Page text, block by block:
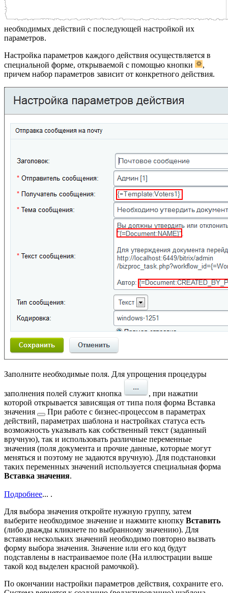
необходимых действий с последующей настройкой их
параметров.
Настройка параметров каждого действия осуществляется в
специальной форме, открываемой с помощью кнопки
,
причем набор параметров зависит от конкретного действия.
Заполните необходимые поля. Для упрощения процедуры
заполнения полей служит кнопка
, при нажатии
которой открывается зависящая от типа поля форма Вставка
значения
При работе с бизнес-процессом в параметрах
действий, параметрах шаблона и настройках статуса есть
возможность указывать как собственный текст (заданный
вручную), так и использовать различные переменные
значения (поля документа и прочие данные, которые могут
меняться и поэтому не задаются вручную). Для подстановки
таких переменных значений используется специальная форма
Вставка значения.
Подробнее... .
Для выбора значения откройте нужную группу, затем
выберите необходимое значение и нажмите кнопку Вставить
(либо дважды кликнете по выбранному значению). Для
вставки нескольких значений необходимо повторно вызвать
форму выбора значения. Значение или его код будут
подставлены в настраиваемое поле (На иллюстрации выше
такой код выделен красной рамочкой).
По окончании настройки параметров действия, сохраните его.